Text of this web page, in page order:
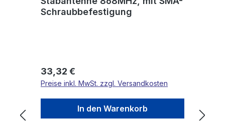
Schraubbefestigung
Regulärer Preis:
33,32 €
Preise inkl. MwSt. zzgl. Versandkosten
In den Warenkorb